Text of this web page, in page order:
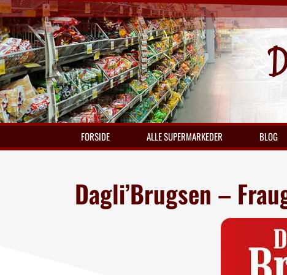
FORSIDE ALLE SUPERMARKEDER BLOG
Dagli’Brugsen –